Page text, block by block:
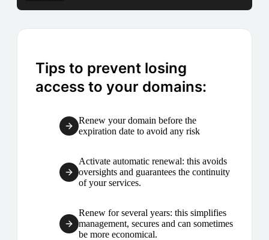
Tips to prevent losing
access to your domains:
Renew your domain before the
expiration date to avoid any risk
Activate automatic renewal: this avoids
oversights and guarantees the continuity
of your services.
Renew for several years: this simplifies
management, secures and can sometimes
be more economical.